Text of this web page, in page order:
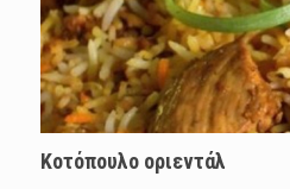
Κοτόπουλο οριεντάλ